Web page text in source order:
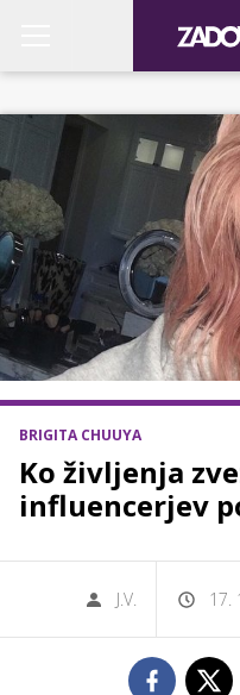
BRIGITA CHUUYA
Ko življenja
influencerjev
J.V. 17.